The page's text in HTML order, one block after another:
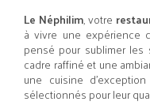
Le Néphilim, votre
à vivre une expérience
pensé pour sublimer
cadre raffiné et une
une cuisine
sélectionnés pour leur